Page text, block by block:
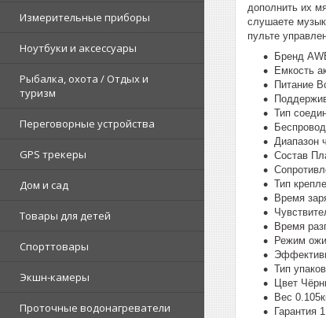
Измерительные приборы
Ноутбуки и аксессуары
Рыбалка, охота / Отдых и
туризм
Переговорные устройства
GPS трекеры
Дом и сад
Товары для детей
Спорттовары
Экшн-камеры
Проточные водонагреватели
дополнить их
слушаете
пульте
Бренд
Емкость
Питание
Тип
Диапазон
Состав
Тип
Время
Время
Режим
Тип
Цвет
Вес
Гарантия